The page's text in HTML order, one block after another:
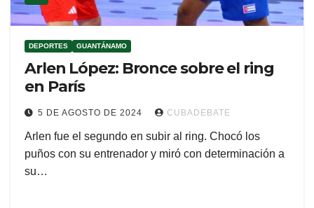
DEPORTES GUANTÁNAMO
Arlen López: Bronce sobre el ring
en París
5 DE AGOSTO DE 2024 CUBADEBATE
Arlen fue el segundo en subir al ring. Chocó los
puños con su entrenador y miró con determinación a
su…